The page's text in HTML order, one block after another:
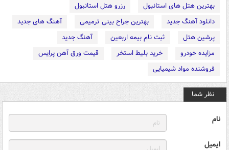
بهترین هتل های استانبول
رزرو هتل استانبول
دانلود آهنگ جدید
بهترین جراح بینی ترمیمی
آهنگ های جدید
پرشین هتل
ثبت نام بیمه اربعین
آهنگ جدید
مزایده خودرو
خرید بلیط استخر
قیمت ورق آهن پرایس
فروشنده مواد شیمیایی
نظر شما
نام
ایمیل